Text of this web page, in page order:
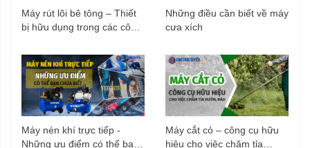
Máy rút lõi bê tông – Thiết
bị hữu dụng trong các công
Những điều cần biết về máy
cưa xích
Máy nén khí trực tiếp -
Những ưu điểm có thể bạn
Máy cắt cỏ – công cụ hữu
hiệu cho việc chăm tỉa